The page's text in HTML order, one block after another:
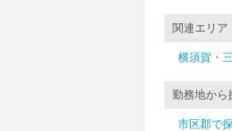
関連エリア
横須賀・
勤務地から
市区郡で